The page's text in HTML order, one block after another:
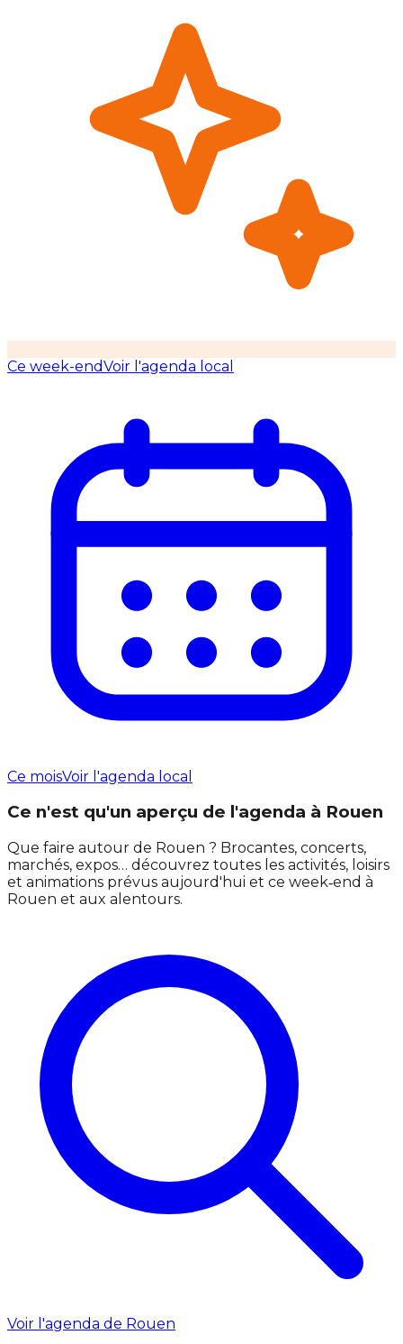
Ce week-endVoir l'agenda local
Ce moisVoir l'agenda local
Ce n'est qu'un aperçu de l'agenda à Rouen
Que faire autour de Rouen ? Brocantes, concerts,
marchés, expos… découvrez toutes les activités, loisirs
et animations prévus aujourd'hui et ce week‑end à
Rouen et aux alentours.
Voir l'agenda de Rouen